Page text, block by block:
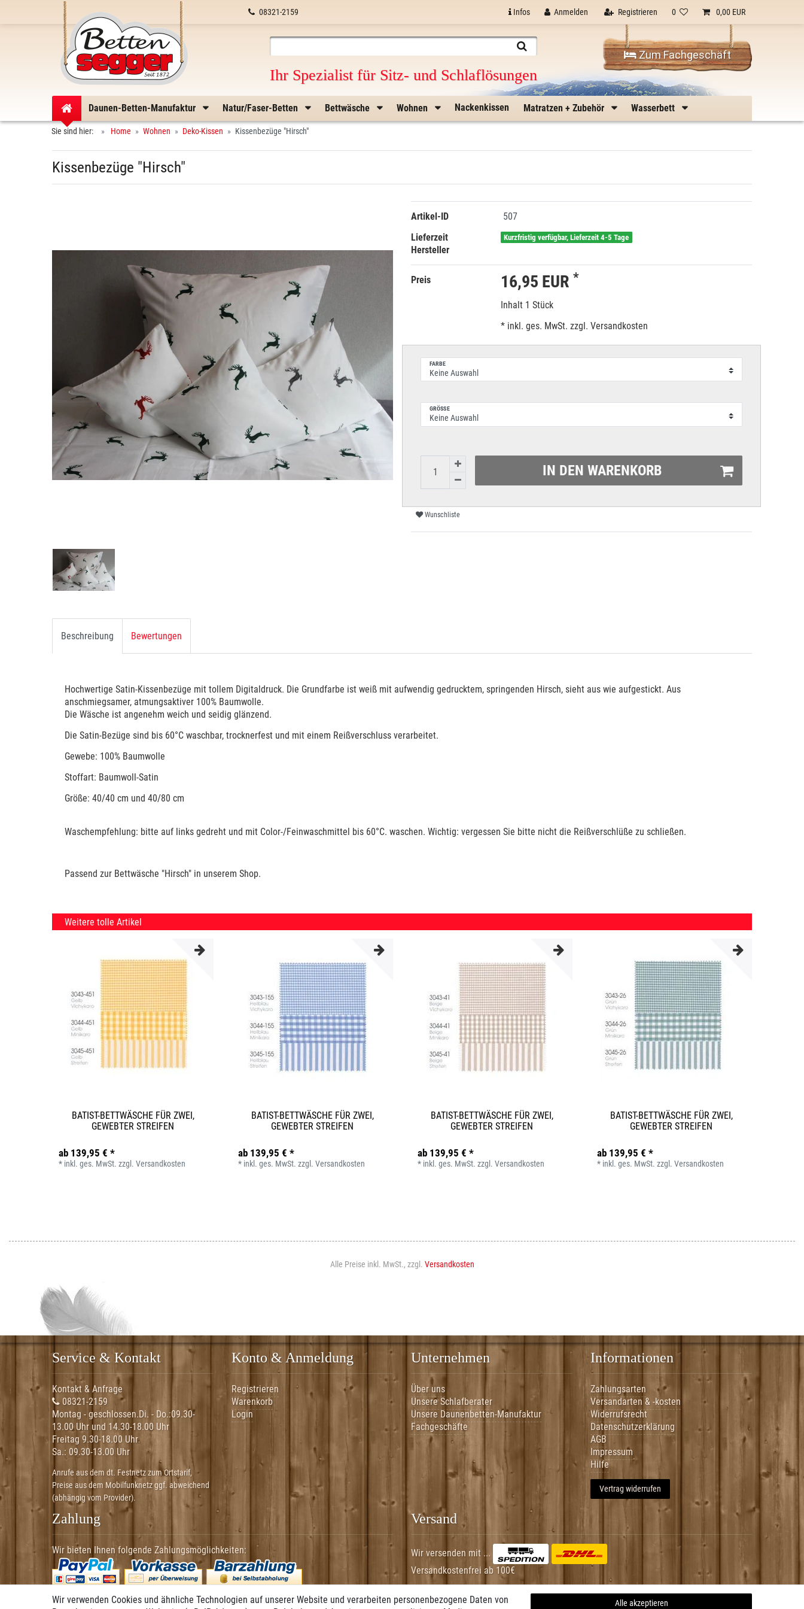
08321-2159 Infos Anmelden Registrieren 0 0,00 EUR
Ihr Spezialist für Sitz- und Schlaflösungen
Zum Fachgeschäft
Daunen-Betten-Manufaktur Natur/Faser-Betten Bettwäsche Wohnen Nackenkissen Matratzen + Zubehör Wasserbett
Sie sind hier: Home Wohnen Deko-Kissen Kissenbezüge "Hirsch"
Kissenbezüge "Hirsch"
Artikel-ID
507
Lieferzeit
Kurzfristig verfügbar, Lieferzeit 4-5 Tage
Hersteller
Preis 16,95 EUR *
Inhalt 1 Stück
* inkl. ges. MwSt. zzgl. Versandkosten
FARBE
GRÖSSE
IN DEN WARENKORB
Wunschliste
Beschreibung Bewertungen
Hochwertige Satin-Kissenbezüge mit tollem Digitaldruck. Die Grundfarbe ist weiß mit aufwendig gedrucktem, springenden Hirsch, sieht aus wie aufgestickt. Aus
anschmiegsamer, atmungsaktiver 100% Baumwolle.
Die Wäsche ist angenehm weich und seidig glänzend.
Die Satin-Bezüge sind bis 60°C waschbar, trocknerfest und mit einem Reißverschluss verarbeitet.
Gewebe: 100% Baumwolle
Stoffart: Baumwoll-Satin
Größe: 40/40 cm und 40/80 cm
Waschempfehlung: bitte auf links gedreht und mit Color-/Feinwaschmittel bis 60°C. waschen. Wichtig: vergessen Sie bitte nicht die Reißverschlüße zu schließen.
Passend zur Bettwäsche "Hirsch" in unserem Shop.
Weitere tolle Artikel
BATIST-BETTWÄSCHE FÜR ZWEI,
GEWEBTER STREIFEN
ab 139,95 € *
* inkl. ges. MwSt. zzgl.Versandkosten
BATIST-BETTWÄSCHE FÜR ZWEI,
GEWEBTER STREIFEN
ab 139,95 € *
* inkl. ges. MwSt. zzgl.Versandkosten
BATIST-BETTWÄSCHE FÜR ZWEI,
GEWEBTER STREIFEN
ab 139,95 € *
* inkl. ges. MwSt. zzgl.Versandkosten
BATIST-BETTWÄSCHE FÜR ZWEI,
GEWEBTER STREIFEN
ab 139,95 € *
* inkl. ges. MwSt. zzgl.Versandkosten
Wir verwenden Cookies und ähnliche Technologien auf unserer Website und verarbeiten personenbezogene Daten von
Alle akzeptieren
Alle Preise inkl. MwSt., zzgl. Versandkosten
Service & Kontakt
Kontakt & Anfrage
08321-2159
Montag - geschlossen.Di. - Do.:09.30-
13.00 Uhr und 14.30-18.00 Uhr
Freitag 9.30-18.00 Uhr
Sa.: 09.30-13.00 Uhr
Anrufe aus dem dt. Festnetz zum Ortstarif,
Preise aus dem Mobilfunknetz ggf. abweichend
(abhängig vom Provider).
Konto & Anmeldung
Registrieren
Warenkorb
Login
Unternehmen
Über uns
Unsere Schlafberater
Unsere Daunenbetten-Manufaktur
Fachgeschäfte
Informationen
Zahlungsarten
Versandarten & -kosten
Widerrufsrecht
Datenschutzerklärung
AGB
Impressum
Hilfe
Vertrag widerrufen
Zahlung
Wir bieten Ihnen folgende Zahlungsmöglichkeiten:
Versand
Wir versenden mit ...
Versandkostenfrei ab 100€